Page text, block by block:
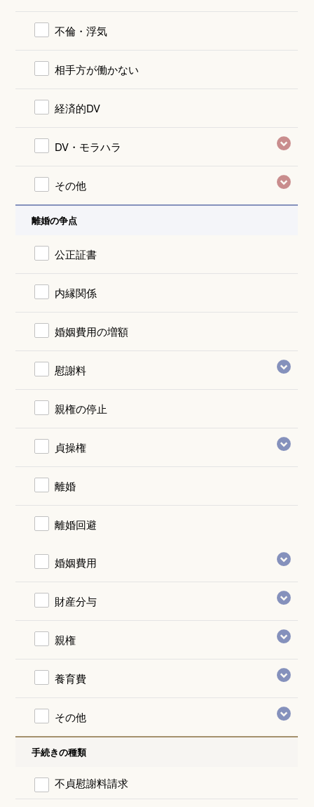
不倫・浮気
相手方が働かない
経済的DV
DV・モラハラ
その他
離婚の争点
公正証書
内縁関係
婚姻費用の増額
慰謝料
親権の停止
貞操権
離婚
離婚回避
婚姻費用
財産分与
親権
養育費
その他
手続きの種類
不貞慰謝料請求